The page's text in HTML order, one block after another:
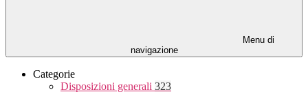
Menu di
navigazione
Categorie
Disposizioni generali 323